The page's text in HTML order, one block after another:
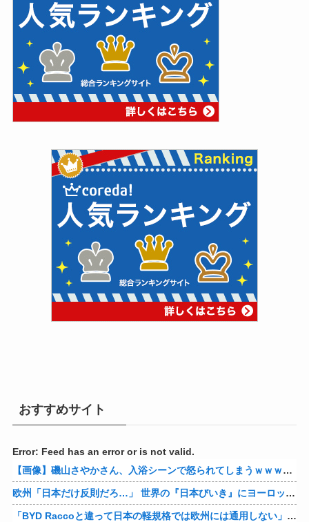
おすすめサイト
Error: Feed has an error or is not valid.
【画像】磯山さやかさん、入浴シーンで怒られてしまうｗｗｗｗｗｗ
欧州「日本だけ反則だろ…」 世界の『日本びいき』にヨーロッパ全土から不満の声
「BYD Raccoと違って日本の軽規格では欧州には通用しない」と自動車系ライターが示唆、だが速攻で反例を提示されて即落ち二コマ状態に……